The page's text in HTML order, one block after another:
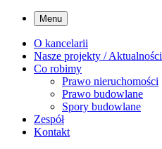
Menu
O kancelarii
Nasze projekty / Aktualności
Co robimy
Prawo nieruchomości
Prawo budowlane
Spory budowlane
Zespół
Kontakt